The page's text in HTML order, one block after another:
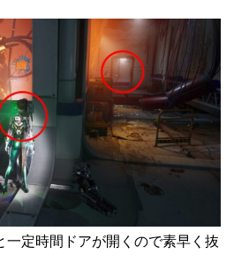
一定時間ドアが開くので素早く抜